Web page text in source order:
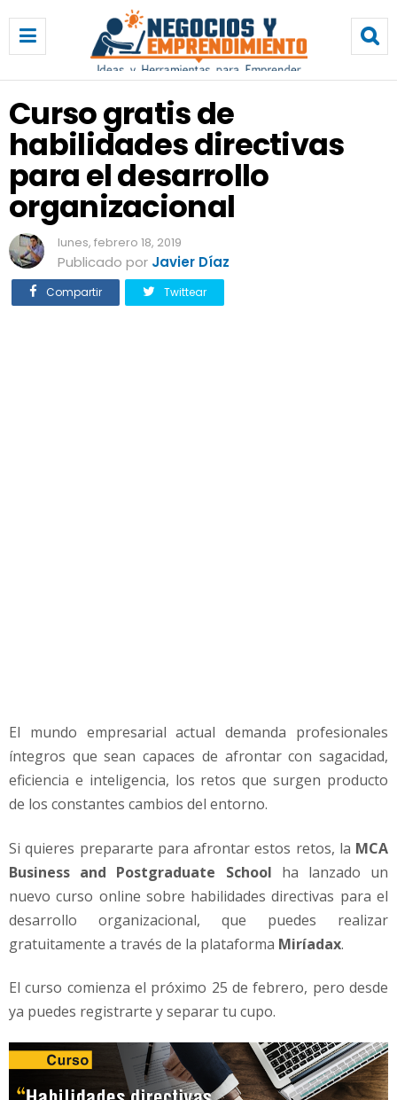
r
s
g
r
a
t
s
e
h
a
b
a
e
l
d
a
r
r
l
o
r
a
n
i
Curso gratis de
habilidades directivas
para el desarrollo
organizacional
lunes, febrero 18, 2019
Publicado por Javier Díaz
Compartir Twittear
El mundo empresarial actual demanda profesionales
íntegros que sean capaces de afrontar con sagacidad,
eficiencia e inteligencia, los retos que surgen producto
de los constantes cambios del entorno.
Si quieres prepararte para afrontar estos retos, la MCA
Business and Postgraduate School ha lanzado un
nuevo curso online sobre habilidades directivas para el
desarrollo organizacional, que puedes realizar
gratuitamente a través de la plataforma Miríadax.
El curso comienza el próximo 25 de febrero, pero desde
ya puedes registrarte y separar tu cupo.